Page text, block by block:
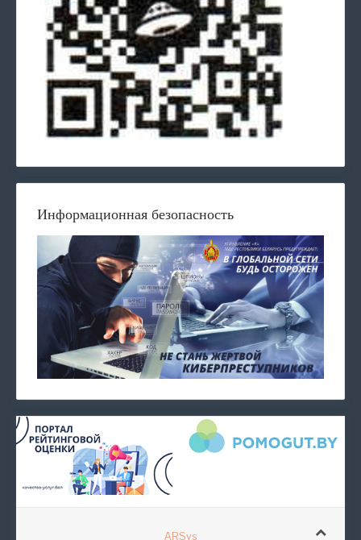
Информационная безопасность
ARSys